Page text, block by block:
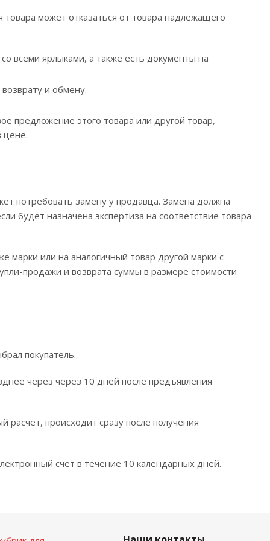
может отказаться от товара надлежащего
всеми ярлыками, а также есть документы на
и обмену.
предложение этого товара или другой товар,
цене.
потребовать замену у продавца. Замена должна
будет назначена экспертиза на соответствие товара
марки или на аналогичный товар другой марки с
продажи и возврата суммы в размере стоимости
покупатель.
через через 10 дней после предъявления
расчёт, происходит сразу после получения
счёт в течение 10 календарных дней.